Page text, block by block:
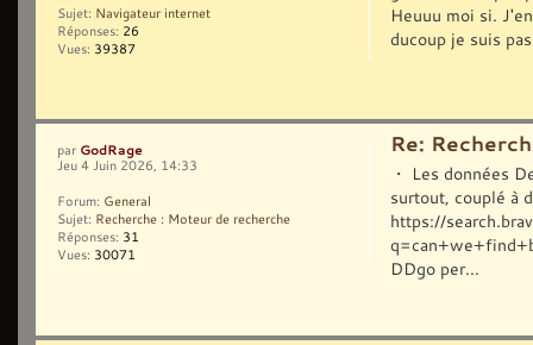
Heuuu moi si.
ducoup je suis
Sujet: Navigateur internet
Réponses: 26
Vues: 39387
Re:
・ Les données
surtout, couplé à
https://
DDgo per...
par GodRage
Jeu 4 Juin 2026, 14:33
Forum: General
Sujet: Recherche : Moteur de recherche
Réponses: 31
Vues: 30071